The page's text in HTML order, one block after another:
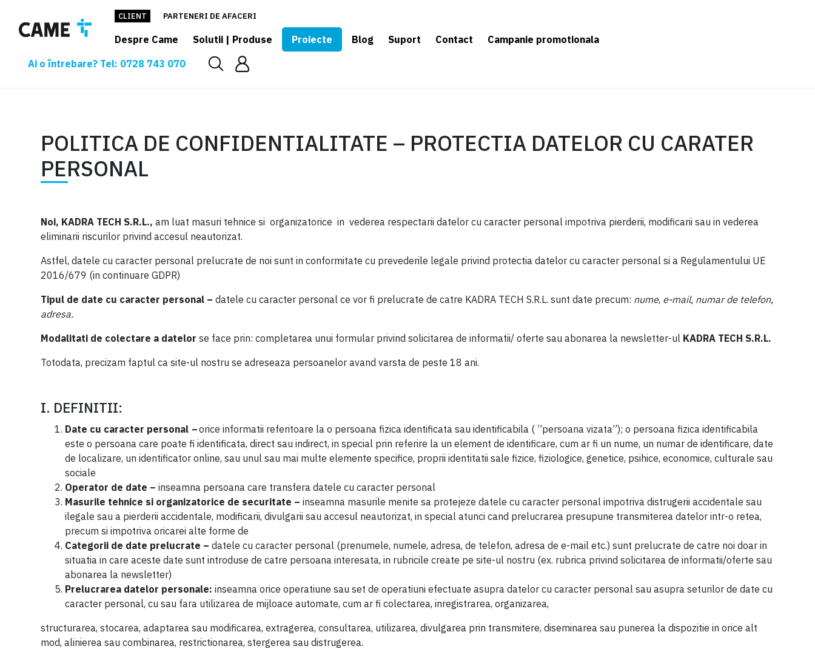
CLIENT PARTENERI DE AFACERI
Despre Came Solutii | Produse Proiecte Blog Suport Contact
Campanie promotionala
Ai o întrebare? Tel: 0728 743 070
POLITICA DE CONFIDENTIALITATE – PROTECTIA DATELOR CU CARATER
PERSONAL
Noi, KADRA TECH S.R.L.,am luat masuri tehnice si organizatorice in vederea respectarii datelor cu caracter personal impotriva pierderii, modificarii sau in vederea
eliminarii riscurilor privind accesul neautorizat.
Astfel, datele cu caracter personal prelucrate de noi sunt in conformitate cu prevederile legale privind protectia datelor cu caracter personal si a Regulamentului UE
2016/679 (in continuare GDPR)
Tipul de date cu caracter personal –datele cu caracter personal ce vor fi prelucrate de catre KADRA TECH S.R.L. sunt date precum: nume, e-mail, numar de telefon,
adresa.
Modalitati de colectare a datelorse face prin: completarea unui formular privind solicitarea de informatii/ oferte sau abonarea la newsletter-ul KADRA TECH S.R.L.
Totodata, precizam faptul ca site-ul nostru se adreseaza persoanelor avand varsta de peste 18 ani.
I. DEFINITII:
Date cu caracter personal –orice informatii referitoare la o persoana fizica identificata sau identificabila ( ”persoana vizata”); o persoana fizica identificabila
este o persoana care poate fi identificata, direct sau indirect, in special prin referire la un element de identificare, cum ar fi un nume, un numar de identificare, date
de localizare, un identificator online, sau unul sau mai multe elemente specifice, proprii identitatii sale fizice, fiziologice, genetice, psihice, economice, culturale sau
sociale
Operator de date –inseamna persoana care transfera datele cu caracter personal
Masurile tehnice si organizatorice de securitate –inseamna masurile menite sa protejeze datele cu caracter personal impotriva distrugerii accidentale sau
ilegale sau a pierderii accidentale, modificarii, divulgarii sau accesul neautorizat, in special atunci cand prelucrarea presupune transmiterea datelor intr-o retea,
precum si impotriva oricarei alte forme de
Categorii de date prelucrate –datele cu caracter personal (prenumele, numele, adresa, de telefon, adresa de e-mail etc.) sunt prelucrate de catre noi doar in
situatia in care aceste date sunt introduse de catre persoana interesata, in rubricile create pe site-ul nostru (ex. rubrica privind solicitarea de informatii/oferte sau
abonarea la newsletter)
Prelucrarea datelor personale:inseamna orice operatiune sau set de operatiuni efectuate asupra datelor cu caracter personal sau asupra seturilor de date cu
caracter personal, cu sau fara utilizarea de mijloace automate, cum ar fi colectarea, inregistrarea, organizarea,
structurarea, stocarea, adaptarea sau modificarea, extragerea, consultarea, utilizarea, divulgarea prin transmitere, diseminarea sau punerea la dispozitie in orice alt
mod, alinierea sau combinarea, restrictionarea, stergerea sau distrugerea.